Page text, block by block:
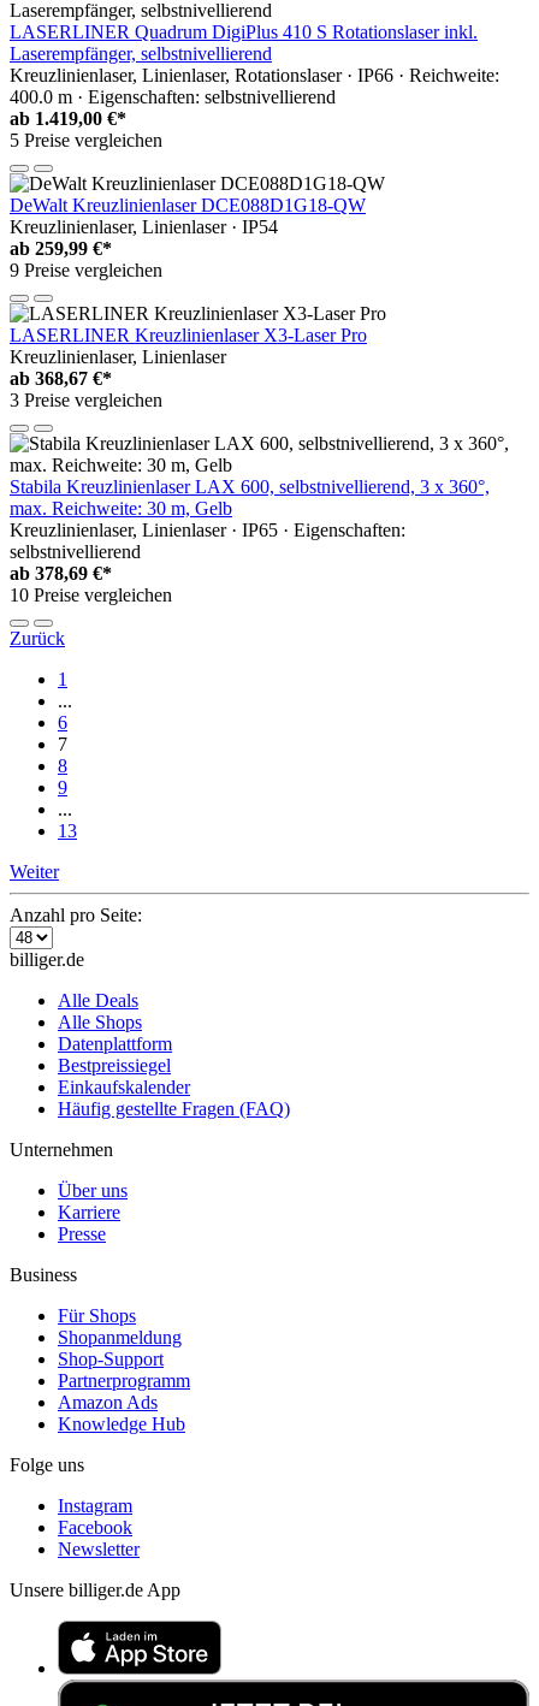
LASERLINER Quadrum DigiPlus 410 S Rotationslaser inkl.
Laserempfänger, selbstnivellierend
Kreuzlinienlaser, Linienlaser, Rotationslaser · IP66 · Reichweite:
400.0 m · Eigenschaften: selbstnivellierend
ab 1.419,00 €*
5 Preise vergleichen
DeWalt Kreuzlinienlaser DCE088D1G18-QW
Kreuzlinienlaser, Linienlaser · IP54
ab 259,99 €*
9 Preise vergleichen
LASERLINER Kreuzlinienlaser X3-Laser Pro
Kreuzlinienlaser, Linienlaser
ab 368,67 €*
3 Preise vergleichen
Stabila Kreuzlinienlaser LAX 600, selbstnivellierend, 3 x 360°,
max. Reichweite: 30 m, Gelb
Kreuzlinienlaser, Linienlaser · IP65 · Eigenschaften:
selbstnivellierend
ab 378,69 €*
10 Preise vergleichen
Zurück
1
...
6
7
8
9
...
13
Weiter
Anzahl pro Seite:
billiger.de
Alle Deals
Alle Shops
Datenplattform
Bestpreissiegel
Einkaufskalender
Häufig gestellte Fragen (FAQ)
Unternehmen
Über uns
Karriere
Presse
Business
Für Shops
Shopanmeldung
Shop-Support
Partnerprogramm
Amazon Ads
Knowledge Hub
Folge uns
Instagram
Facebook
Newsletter
Unsere billiger.de App